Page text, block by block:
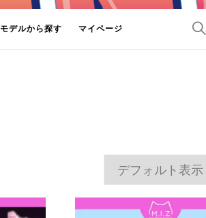
モデルから探す マイページ